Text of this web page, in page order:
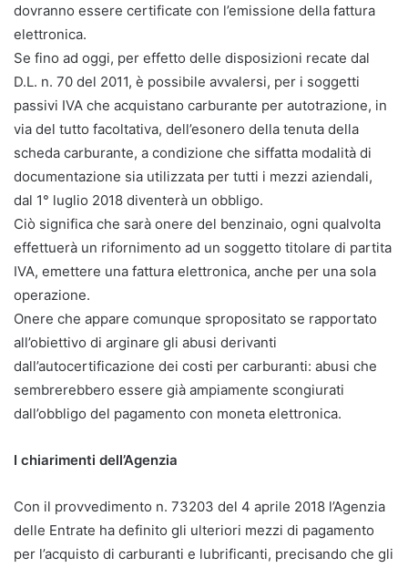
dovranno essere certificate con l’emissione della fattura
elettronica.
Se fino ad oggi, per effetto delle disposizioni recate dal
D.L. n. 70 del 2011, è possibile avvalersi, per i soggetti
passivi IVA che acquistano carburante per autotrazione, in
via del tutto facoltativa, dell’esonero della tenuta della
scheda carburante, a condizione che siffatta modalità di
documentazione sia utilizzata per tutti i mezzi aziendali,
dal 1° luglio 2018 diventerà un obbligo.
Ciò significa che sarà onere del benzinaio, ogni qualvolta
effettuerà un rifornimento ad un soggetto titolare di partita
IVA, emettere una fattura elettronica, anche per una sola
operazione.
Onere che appare comunque spropositato se rapportato
all’obiettivo di arginare gli abusi derivanti
dall’autocertificazione dei costi per carburanti: abusi che
sembrerebbero essere già ampiamente scongiurati
dall’obbligo del pagamento con moneta elettronica.
I chiarimenti dell’Agenzia
Con il provvedimento n. 73203 del 4 aprile 2018 l’Agenzia
delle Entrate ha definito gli ulteriori mezzi di pagamento
per l’acquisto di carburanti e lubrificanti, precisando che gli